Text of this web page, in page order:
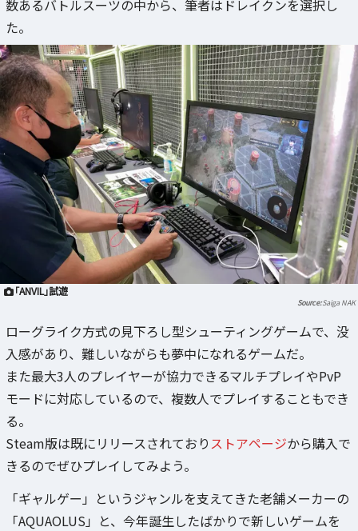
数あるバトルスーツの中から、筆者はドレイクンを選択し
た。
「ANVIL」試遊
Saiga NAK
ローグライク方式の見下ろし型シューティングゲームで、没
入感があり、難しいながらも夢中になれるゲームだ。
また最大3人のプレイヤーが協力できるマルチプレイやPvP
モードに対応しているので、複数人でプレイすることもでき
る。
Steam版は既にリリースされており ストアページから購入で
きるのでぜひプレイしてみよう。
「ギャルゲー」というジャンルを支えてきた老舗メーカーの
「AQUAOLUS」と、今年誕生したばかりで新しいゲームを